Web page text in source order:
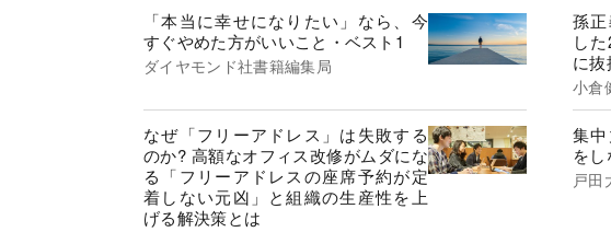
「本当に幸せになりたい」なら、今
すぐやめた方がいいこと・ベスト1
ダイヤモンド社書籍編集局
孫
し
に抜
小倉
なぜ「フリーアドレス」は失敗する
のか? 高額なオフィス改修がムダにな
る「フリーアドレスの座席予約が定
着しない元凶」と組織の生産性を上
げる解決策とは
集
を
戸田